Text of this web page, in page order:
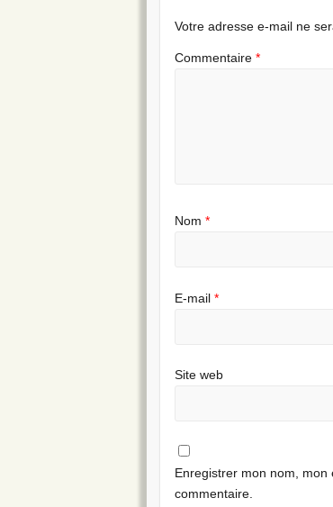
Votre adresse e-mail ne
Commentaire*
Nom*
E-mail*
Site web
Enregistrer mon nom,
commentaire.